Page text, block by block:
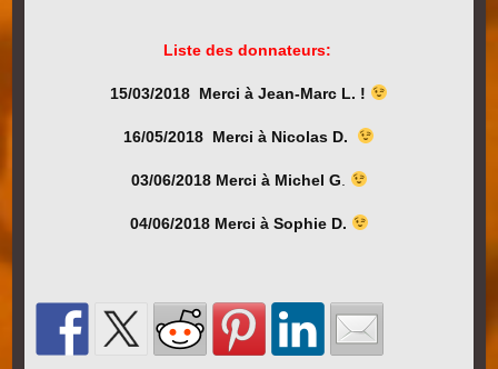
Liste des donnateurs:
15/03/2018 Merci à Jean-Marc L. !
16/05/2018 Merci à Nicolas D.
03/06/2018 Merci à Michel G
04/06/2018 Merci à Sophie D.